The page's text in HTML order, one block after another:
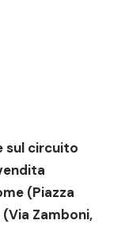
sul circuito
(Piazza
Zamboni,